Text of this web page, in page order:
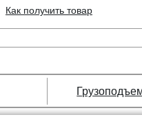
Как получить товар